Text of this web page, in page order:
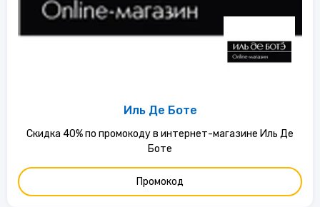
Иль Де Боте
Скидка 40% по промокоду в интернет-магазине Иль Де
Боте
Промокод